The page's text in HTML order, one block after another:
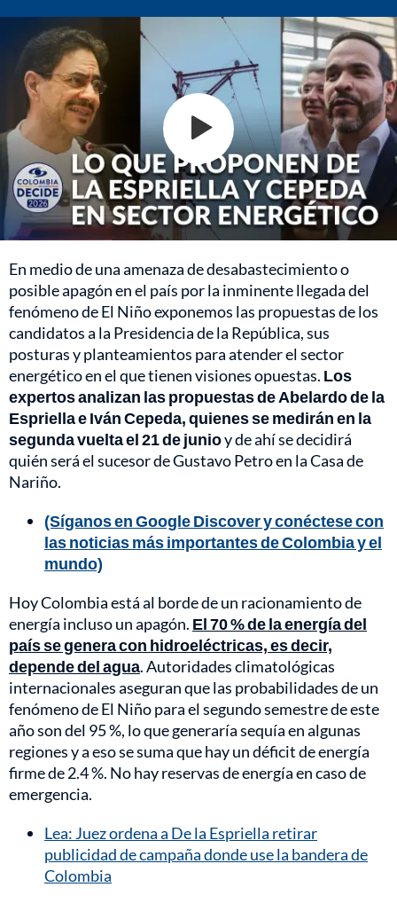
En medio de una amenaza de desabastecimiento o
posible apagón en el país por la inminente llegada del
fenómeno de El Niño exponemos las propuestas de los
candidatos a la Presidencia de la República, sus
posturas y planteamientos para atender el sector
energético en el que tienen visiones opuestas. Los
expertos analizan las propuestas de Abelardo de la
Espriella e Iván Cepeda, quienes se medirán en la
segunda vuelta el 21 de junioy de ahí se decidirá
quién será el sucesor de Gustavo Petro en la Casa de
Nariño.
(Síganos en Google Discover y conéctese con
las noticias más importantes de Colombia y el
mundo)
Hoy Colombia está al borde de un racionamiento de
energía incluso un apagón. El 70 % de la energía del
país se genera con hidroeléctricas, es decir,
depende del agua. Autoridades climatológicas
internacionales aseguran que las probabilidades de un
fenómeno de El Niño para el segundo semestre de este
año son del 95 %, lo que generaría sequía en algunas
regiones y a eso se suma que hay un déficit de energía
firme de 2.4 %. No hay reservas de energía en caso de
emergencia.
Lea: Juez ordena a De la Espriella retirar
publicidad de campaña donde use la bandera de
Colombia